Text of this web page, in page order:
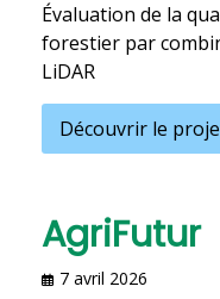
Évaluation de la
forestier par
LiDAR
Découvrir le
AgriFutur
7 avril 2026